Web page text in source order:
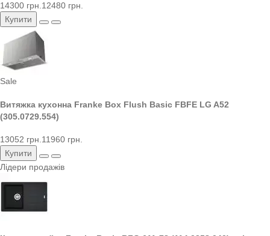
14300 грн. 12480 грн.
Купити
Sale
Витяжка кухонна Franke Box Flush Basic FBFE LG A52
(305.0729.554)
13052 грн.11960 грн.
Купити
Лідери продажів